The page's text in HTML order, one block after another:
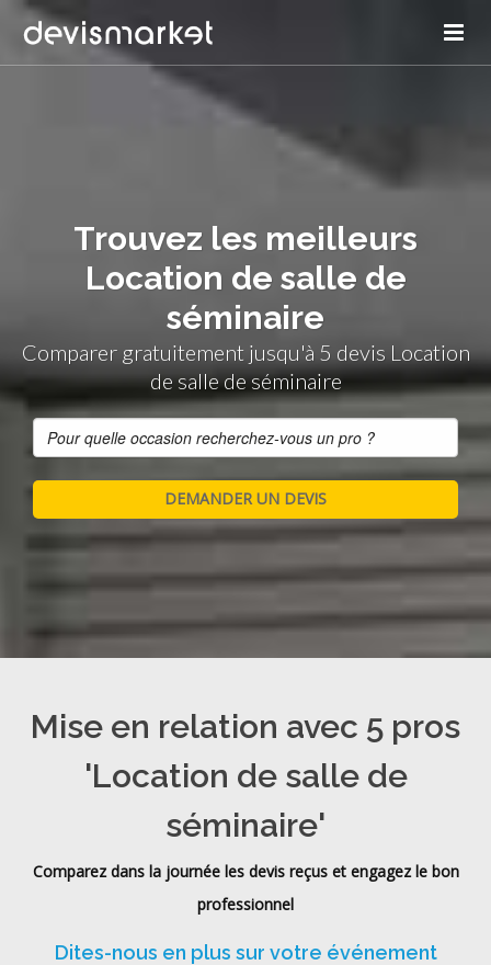
Trouvez les meilleurs
Location de salle de
séminaire
Comparer gratuitement jusqu'à 5 devis Location
de salle de séminaire
Mise en relation avec 5 pros
'Location de salle de
séminaire'
Comparez dans la journée les devis reçus et engagez le bon
professionnel
Dites-nous en plus sur votre événement